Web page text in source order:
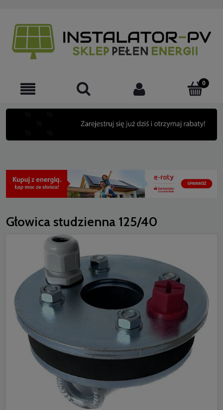
Głowica studzienna 125/40